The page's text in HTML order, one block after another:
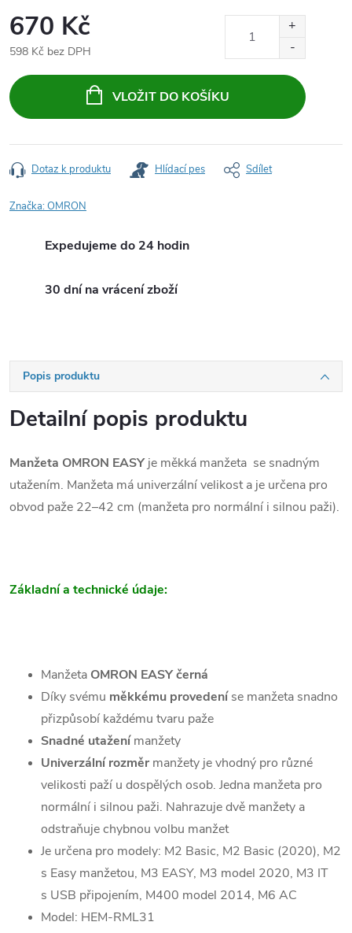
670 Kč
598 Kč bez DPH
cena:
VLOŽIT DO KOŠÍKU
Dotaz k produktu Hlídací pes Sdílet
Značka:OMRON
Expedujeme do 24 hodin
30 dní na vrácení zboží
Popis produktu
Detailní popis produktu
Manžeta OMRON EASYje měkká manžeta se snadným
utažením. Manžeta má univerzální velikost a je určena pro
obvod paže 22–42 cm (manžeta pro normální i silnou paži).
Základní a technické údaje:
Manžeta OMRON EASY černá
Díky svému měkkému provedeníse manžeta snadno
přizpůsobí každému tvaru paže
Snadné utaženímanžety
Univerzální rozměr manžety je vhodný pro různé
velikosti paží u dospělých osob. Jedna manžeta pro
normální i silnou paži. Nahrazuje dvě manžety a
odstraňuje chybnou volbu manžet
Je určena pro modely: M2 Basic, M2 Basic (2020), M2
s Easy manžetou, M3 EASY, M3 model 2020, M3 IT
s USB připojením, M400 model 2014, M6 AC
Model: HEM-RML31